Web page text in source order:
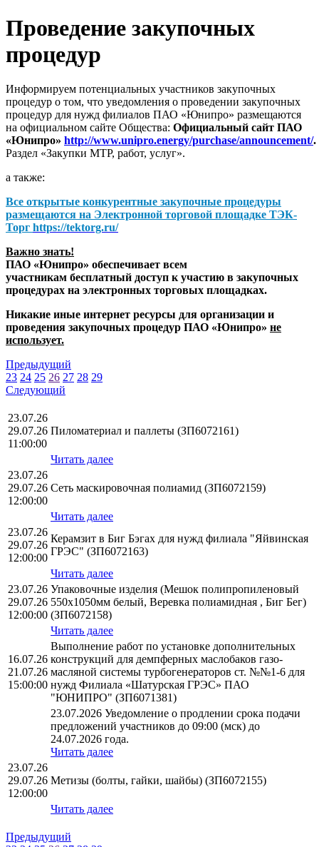
Проведение закупочных
процедур
Информируем потенциальных участников закупочных
процедур о том, что уведомления о проведении закупочных
процедур для нужд филиалов ПАО «Юнипро» размещаются
на официальном сайте Общества: Официальный сайт ПАО
«Юнипро» http://www.unipro.energy/purchase/announcement/.
Раздел «Закупки МТР, работ, услуг».
а также:
Все открытые конкурентные закупочные процедуры
размещаются на Электронной торговой площадке ТЭК-
Торг https://tektorg.ru/
Важно знать!
ПАО «Юнипро» обеспечивает всем
участникам бесплатный доступ к участию в закупочных
процедурах на электронных торговых площадках.
Никакие иные интернет ресурсы для организации и
проведения закупочных процедур ПАО «Юнипро» не
использует.
Предыдущий
23 24 25 26 27 28 29
Следующий
23.07.26
29.07.26
11:00:00
Пиломатериал и паллеты (ЗП6072161)
Читать далее
23.07.26
29.07.26
12:00:00
Сеть маскировочная полиамид (ЗП6072159)
Читать далее
23.07.26
29.07.26
12:00:00
Керамзит в Биг Бэгах для нужд филиала "Яйвинская
ГРЭС" (ЗП6072163)
Читать далее
23.07.26
29.07.26
12:00:00
Упаковочные изделия (Мешок полипропиленовый
550х1050мм белый, Веревка полиамидная , Биг Бег)
(ЗП6072158)
Читать далее
16.07.26
21.07.26
15:00:00
Выполнение работ по установке дополнительных
конструкций для демпферных маслобаков газо-
масляной системы турбогенераторов ст. №№1-6 для
нужд Филиала «Шатурская ГРЭС» ПАО
"ЮНИПРО" (ЗП6071381)
23.07.2026 Уведомление о продлении срока подачи
предложений участников до 09:00 (мск) до
24.07.2026 года.
Читать далее
23.07.26
29.07.26
12:00:00
Метизы (болты, гайки, шайбы) (ЗП6072155)
Читать далее
Предыдущий